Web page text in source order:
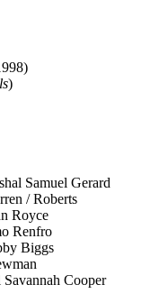
)
Samuel Gerard
/ Roberts
Royce
Renfro
Biggs
Cooper